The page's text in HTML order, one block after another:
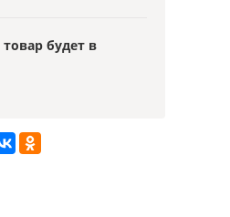
будет в